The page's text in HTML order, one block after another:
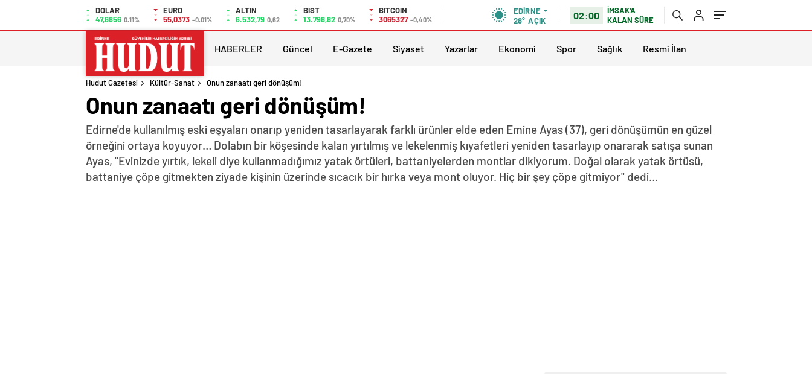
DOLAR
47,6856 0.11%
EURO
55,0373 -0.01%
ALTIN
6.532,79 0,62
BIST
13.798,82 0,70%
BITCOIN
3065327 -0,40%
EDIRNE
28° AÇIK 02:00
İMSAK'A
KALAN SÜRE
HABERLER Güncel E-Gazete Siyaset Yazarlar Ekonomi Spor Sağlık Resmi İlan
Hudut Gazetesi Kültür-Sanat Onun zanaatı geri dönüşüm!
Onun zanaatı geri dönüşüm!
Edirne'de kullanılmış eski eşyaları onarıp yeniden tasarlayarak farklı ürünler elde eden Emine Ayas (37), geri dönüşümün en güzel
örneğini ortaya koyuyor… Dolabın bir köşesinde kalan yırtılmış ve lekelenmiş kıyafetleri yeniden tasarlayıp onararak satışa sunan
Ayas, "Evinizde yırtık, lekeli diye kullanmadığımız yatak örtüleri, battaniyelerden montlar dikiyorum. Doğal olarak yatak örtüsü,
battaniye çöpe gitmekten ziyade kişinin üzerinde sıcacık bir hırka veya mont oluyor. Hiç bir şey çöpe gitmiyor" dedi…